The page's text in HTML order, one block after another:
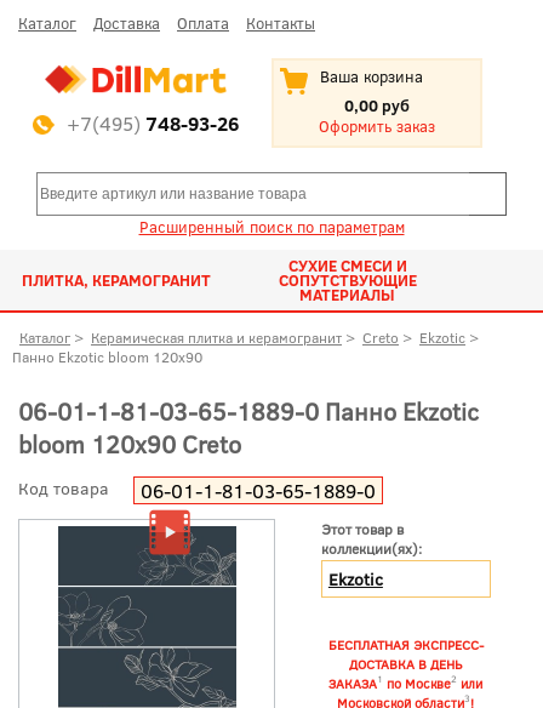
Каталог Доставка Оплата Контакты
+7(495) 748-93-26
Ваша корзина
0,00 руб
Оформить заказ
Расширенный поиск по параметрам
ПЛИТКА, КЕРАМОГРАНИТ
СУХИЕ СМЕСИ И
СОПУТСТВУЮЩИЕ
МАТЕРИАЛЫ
Каталог > Керамическая плитка и керамогранит > Creto > Ekzotic >
Панно Ekzotic bloom 120x90
06-01-1-81-03-65-1889-0 Панно Ekzotic
bloom 120x90 Creto
Код товара 06-01-1-81-03-65-1889-0
Этот товар в
коллекции(ях):
Ekzotic
БЕСПЛАТНАЯ ЭКСПРЕСС-
ДОСТАВКА В ДЕНЬ
ЗАКАЗА1 по Москве2 или
Московской области3!